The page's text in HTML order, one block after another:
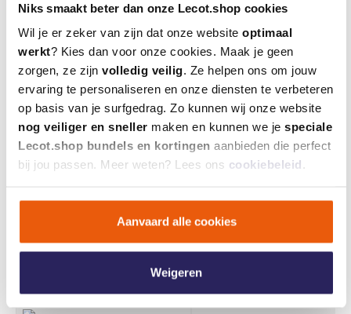
Niks smaakt beter dan onze Lecot.shop cookies
Wil je er zeker van zijn dat onze website optimaal
werkt? Kies dan voor onze cookies. Maak je geen
zorgen, ze zijn volledig veilig. Ze helpen ons om jouw
ervaring te personaliseren en onze diensten te verbeteren
op basis van je surfgedrag. Zo kunnen wij onze website
nog veiliger en sneller maken en kunnen we je speciale
Lecot.shop bundels en kortingen aanbieden die perfect
bij jou passen. Meer weten? Lees ons cookiebeleid .
Aanvaard alle cookies
Weigeren
Betonbo
or SDS-
Plus 100
mm 8 X
160 -
Xt3
€ 14,46
incl. btw
€ 11,95 excl.
Betonbo
or SDS-
Plus 150
210 Xt3
(224738
€ 20,18
incl. btw
€ 16,68 excl.
Betonbo
or SDS-
Plus 400
465 -
Expert
€ 30,63
incl. btw
€ 25,31 excl.
Betonbo
or SDS-
Plus 400
mm 12 X
465 -
Expert
€ 33,05
incl. btw
€ 27,31 excl.